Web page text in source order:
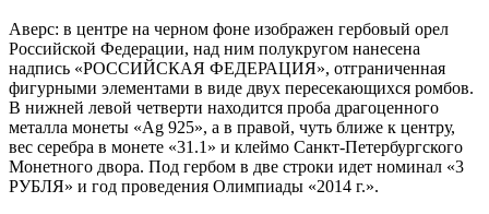
Аверс: в центре на черном фоне изображен гербовый орел
Российской Федерации, над ним полукругом нанесена
надпись «РОССИЙСКАЯ ФЕДЕРАЦИЯ», отграниченная
фигурными элементами в виде двух пересекающихся ромбов.
В нижней левой четверти находится проба драгоценного
металла монеты «Ag 925», а в правой, чуть ближе к центру,
вес серебра в монете «31.1» и клеймо Санкт-Петербургского
Монетного двора. Под гербом в две строки идет номинал «3
РУБЛЯ» и год проведения Олимпиады «2014 г.».